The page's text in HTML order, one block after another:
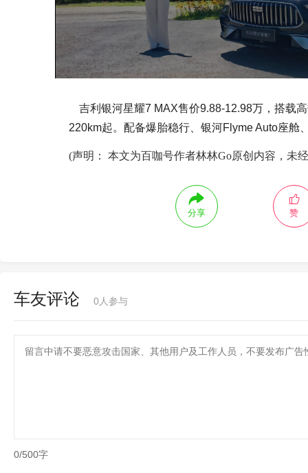
吉利银河星耀7 MAX售价9.88-12.98万，搭载
220km起。配备爆胎稳行、银河Flyme Auto座舱
(声明： 本文为百咖号作者林林Go原创内容，未
分享 赞
车友评论 0 人参与
0/500字